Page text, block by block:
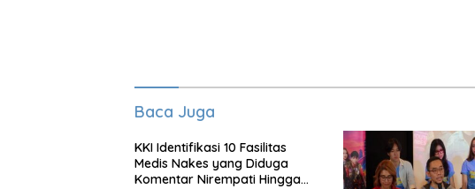
Baca Juga
KKI Identifikasi 10 Fasilitas
Medis Nakes yang Diduga
Komentar Nirempati Hingga